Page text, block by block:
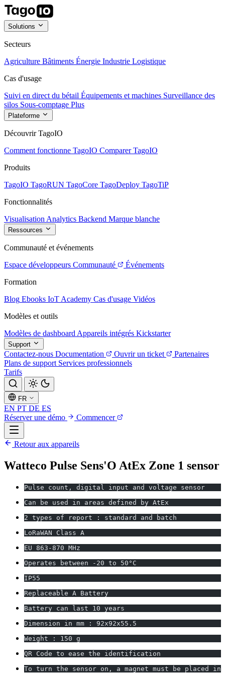
Solutions
Secteurs
Agriculture Bâtiments Énergie Industrie Logistique
Cas d'usage
Suivi en direct du bétail Équipements et machines Surveillance des
silos Sous-comptage Plus
Plateforme
Découvrir TagoIO
Comment fonctionne TagoIO Comparer TagoIO
Produits
TagoIO TagoRUN TagoCore TagoDeploy TagoTiP
Fonctionnalités
Visualisation Analytics Backend Marque blanche
Ressources
Communauté et événements
Espace développeurs Communauté
Événements
Formation
Blog Ebooks IoT Academy Cas d'usage Vidéos
Modèles et outils
Modèles de dashboard Appareils intégrés Kickstarter
Support
Contactez-nous Documentation Ouvrir un ticket
Partenaires
Plans de support Services professionnels
Tarifs
FR
EN PT DE ES
Réserver une démo
Commencer
Retour aux appareils
Watteco Pulse Sens'O AtEx Zone 1 sensor
Pulse count, digital input and voltage sensor
Can be used in areas defined by AtEx
2 types of report : standard and batch
LoRaWAN Class A
EU 863-870 MHz
Operates between -20 to 50°C
IP55
Replaceable A Battery
Battery can last 10 years
Dimension in mm : 92x92x55.5
Weight : 150 g
QR Code to ease the identification
To turn the sensor on, a magnet must be placed